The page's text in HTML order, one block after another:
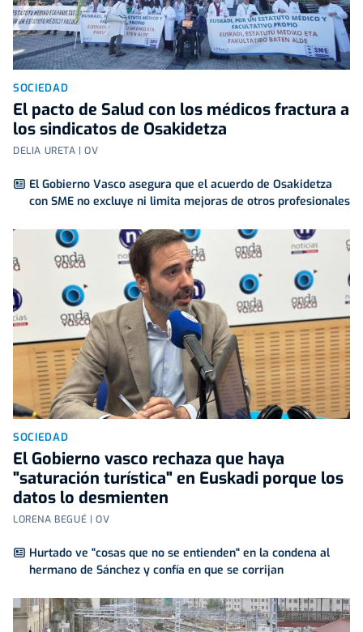
SOCIEDAD
El pacto de Salud con los médicos fractura a
los sindicatos de Osakidetza
DELIA URETA | OV
El Gobierno Vasco asegura que el acuerdo de Osakidetza
con SME no excluye ni limita mejoras de otros profesionales
SOCIEDAD
El Gobierno vasco rechaza que haya
"saturación turística" en Euskadi porque los
datos lo desmienten
LORENA BEGUÉ | OV
Hurtado ve "cosas que no se entienden" en la condena al
hermano de Sánchez y confía en que se corrijan